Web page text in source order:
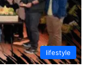
lifestyle